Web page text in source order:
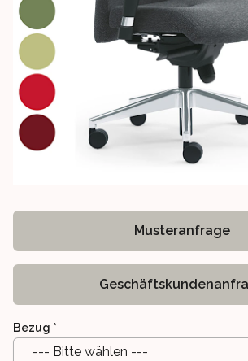
Musteranfrage
Bezug *
--- Bitte wählen ---